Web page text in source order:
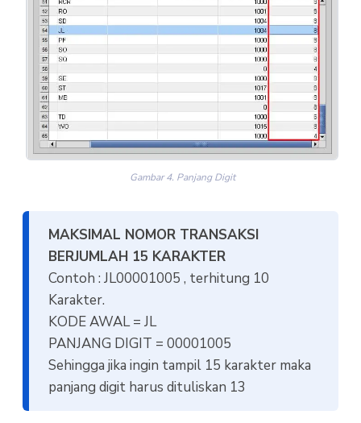
Gambar 4. Panjang Digit
MAKSIMAL NOMOR TRANSAKSI
BERJUMLAH 15 KARAKTER
Contoh : JL00001005 , terhitung 10
Karakter.
KODE AWAL = JL
PANJANG DIGIT = 00001005
Sehingga jika ingin tampil 15 karakter maka
panjang digit harus dituliskan 13